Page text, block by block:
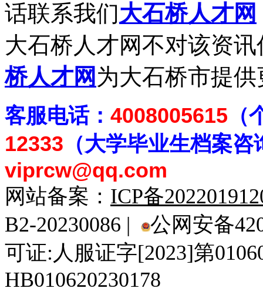
话联系我们大石桥人才网
大石桥人才网不对该资
桥人才网 为大石桥市提
客服电话： 4008005615
12333 （大学毕业生档案咨
viprcw@qq.com
网站备案： ICP备
B2-20230086 |
公网安备
可证:人服证字[2023]第
HB010620230178